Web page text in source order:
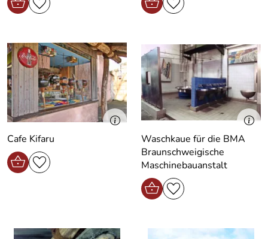
Cafe Kifaru
Waschkaue für die BMA
Braunschweigische
Maschinebauanstalt